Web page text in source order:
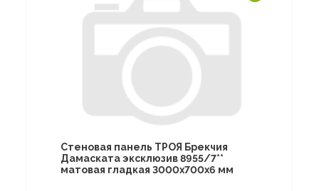
Стеновая панель ТРОЯ Брекчия
Дамаската эксклюзив 8955/7**
матовая гладкая 3000х700х6 мм